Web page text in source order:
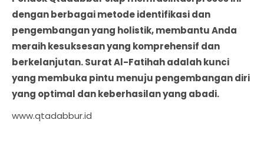
dengan berbagai metode identifikasi dan
pengembangan yang holistik, membantu Anda
meraih kesuksesan yang komprehensif dan
berkelanjutan. Surat Al-Fatihah adalah kunci
yang membuka pintu menuju pengembangan diri
yang optimal dan keberhasilan yang abadi.
www.qtadabbur.id